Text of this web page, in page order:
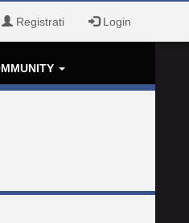
Registrati Login